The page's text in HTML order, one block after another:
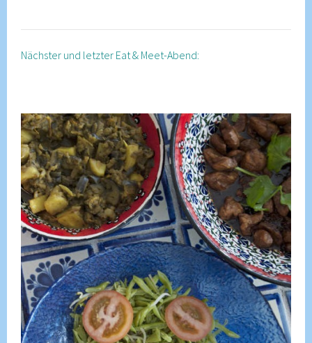
Nächster und letzter Eat & Meet-Abend: